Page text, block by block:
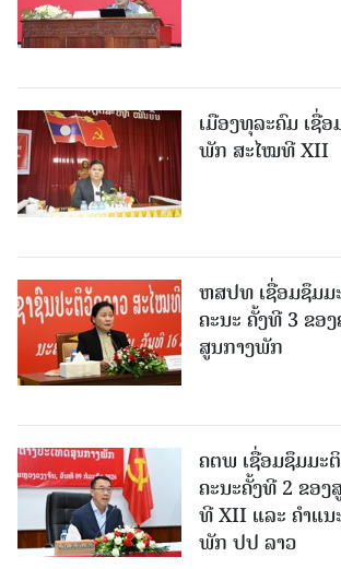
ເມືອງທຸລະຄົມ ເຊື່
ພັກ ສະໄໝທີ XII
ຫສປທ ເຊື່ອມຊຶມ
ຄະນະ ຄັ້ງທີ 3 ຂອ
ສູນກາງພັກ
ຄຕພ ເຊື່ອມຊຶມມະ
ຄະນະຄັ້ງທີ 2 ຂອ
ທີ XII ແລະ ຄໍາແ
ພັກ ປປ ລາວ